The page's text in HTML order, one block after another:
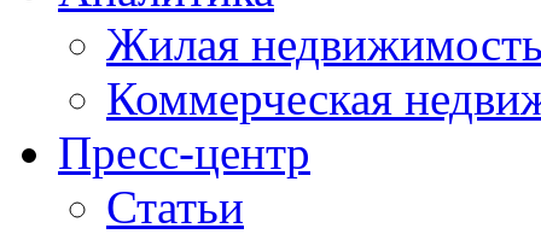
Жилая
Коммерческая
Пресс-центр
Статьи